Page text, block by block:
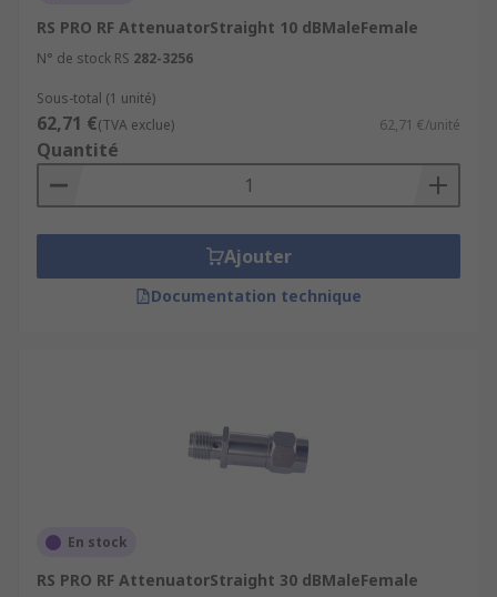
RS PRO RF AttenuatorStraight 10 dBMaleFemale
N° de stock RS 282-3256
Sous-total (1 unité)
62,71 €(TVA exclue) 62,71 €/unité
Quantité
Ajouter
Documentation technique
En stock
RS PRO RF AttenuatorStraight 30 dBMaleFemale